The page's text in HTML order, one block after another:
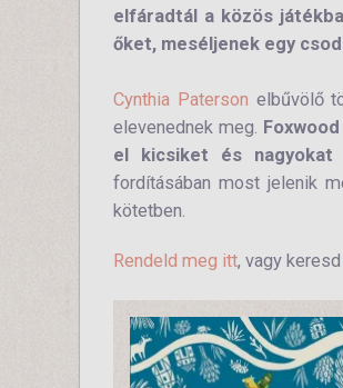
elfáradtál a közös
őket, meséljenek egy
Cynthia Paterson elbűvölő
elevenednek meg.
el kicsiket és nagyokat
fordításában most jelenik
kötetben.
Rendeld meg itt, vagy keresd